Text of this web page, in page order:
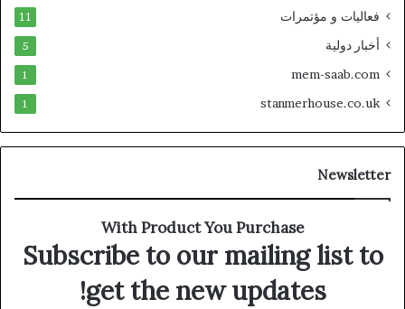
فعاليات و مؤتمرات 11
أخبار دولية 5
mem-saab.com
1
stanmerhouse.co.uk
1
Newsletter
With Product You Purchase
Subscribe to our mailing list to
get the new updates!